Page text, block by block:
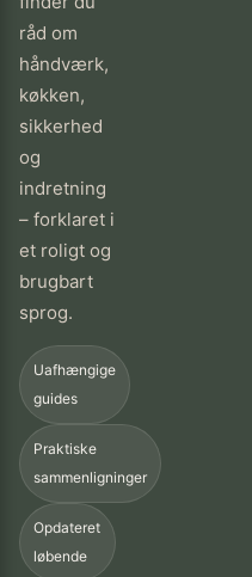
råd om
håndværk,
køkken,
sikkerhed
og
indretning
– forklaret i
et roligt og
brugbart
sprog.
Uafhængige
guides
Praktiske
sammenligninger
Opdateret
løbende